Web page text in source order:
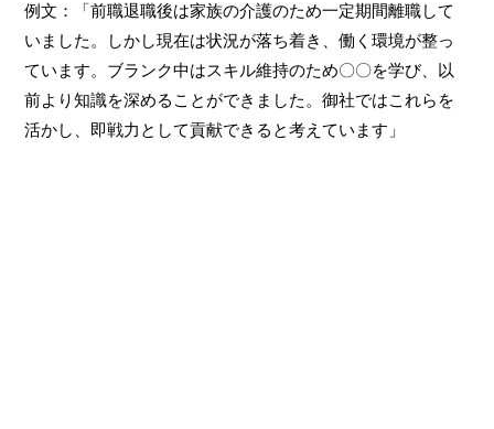
例文：「前職退職後は家族の介護のため一定期間離職して
いました。しかし現在は状況が落ち着き、働く環境が整っ
ています。ブランク中はスキル維持のため〇〇を学び、以
前より知識を深めることができました。御社ではこれらを
活かし、即戦力として貢献できると考えています」